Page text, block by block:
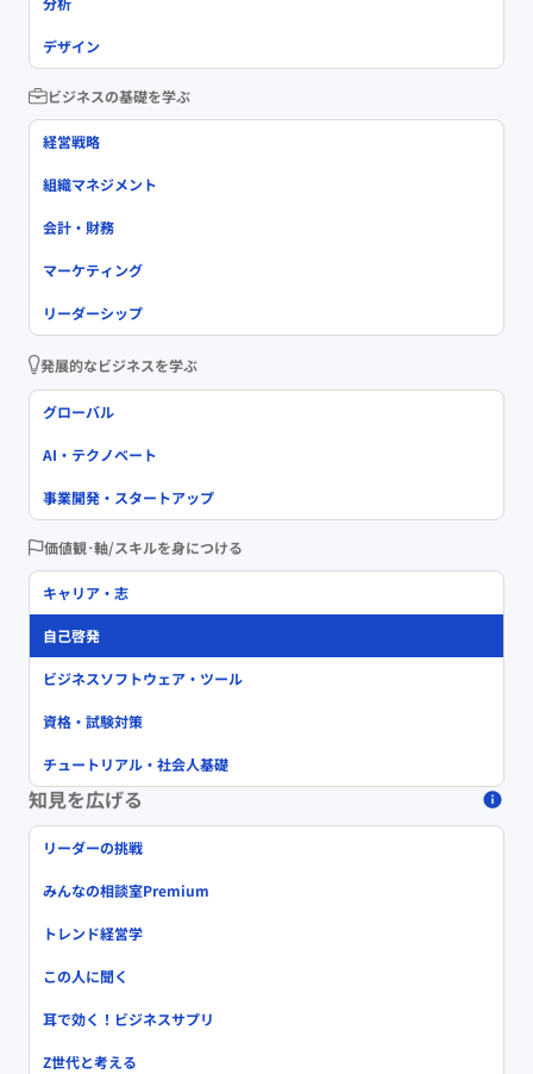
デザイン
ビジネスの基礎を学ぶ
経営戦略
組織マネジメント
会計・財務
マーケティング
リーダーシップ
発展的なビジネスを学ぶ
グローバル
AI・テクノベート
事業開発・スタートアップ
価値観･軸/スキルを身につける
キャリア・志
自己啓発
ビジネスソフトウェア・ツール
資格・試験対策
チュートリアル・社会人基礎
知見を広げる
リーダーの挑戦
みんなの相談室Premium
トレンド経営学
この人に聞く
耳で効く！ビジネスサプリ
Z世代と考える